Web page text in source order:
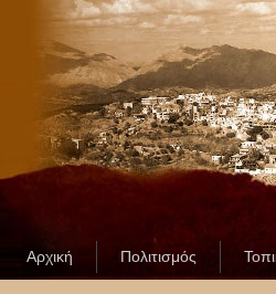
Αρχική Πολιτισμός